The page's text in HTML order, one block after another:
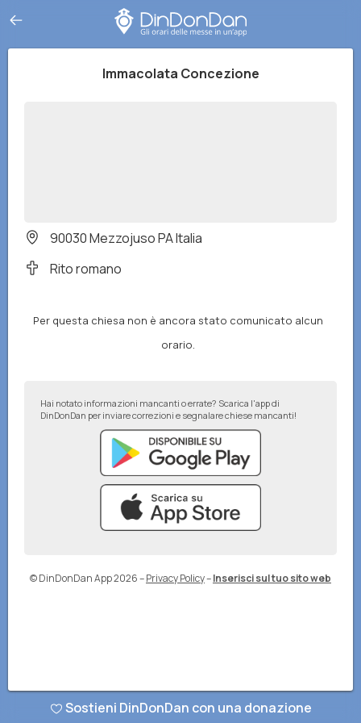
Immacolata Concezione
90030 Mezzojuso PA Italia
Rito romano
Per questa chiesa non è ancora stato comunicato alcun
orario.
Hai notato informazioni mancanti o errate? Scarica l'app di
DinDonDan per inviare correzioni e segnalare chiese mancanti!
© DinDonDan App 2026–Privacy Policy–Inserisci sul tuo sito web
Sostieni DinDonDan con una donazione